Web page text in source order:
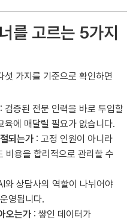
를 고르는 5가지
가지를 기준으로 확인하면
: 검증된 전문 인력을 바로 투입할
육에 매달릴 필요가 없습니다.
되는가 : 고정 인원이 아니라
비용을 합리적으로 관리할 수
와 상담사의 역할이 나뉘어야
영됩니다.
오는가 : 쌓인 데이터가